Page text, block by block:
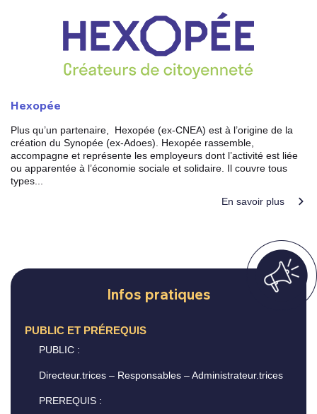
Hexopée
Plus qu’un partenaire, Hexopée (ex-CNEA) est à l’origine de la
création du Synopée (ex-Adoes). Hexopée rassemble,
accompagne et représente les employeurs dont l’activité est liée
ou apparentée à l’économie sociale et solidaire. Il couvre tous
types...
En savoir plus
Infos pratiques
PUBLIC ET PRÉREQUIS
PUBLIC :
Directeur.trices – Responsables – Administrateur.trices
PREREQUIS :